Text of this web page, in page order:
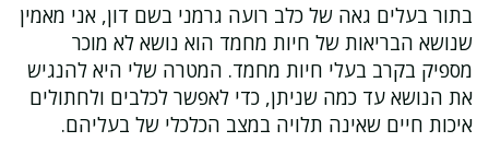
בתור בעלים גאה של כלב רועה גרמני בשם דון, אני מאמין
שנושא הבריאות של חיות מחמד הוא נושא לא מוכר
מספיק בקרב בעלי חיות מחמד. המטרה שלי היא להנגיש
את הנושא עד כמה שניתן, כדי לאפשר לכלבים ולחתולים
איכות חיים שאינה תלויה במצב הכלכלי של בעליהם.